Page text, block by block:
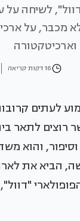
לשיחה
מכבר, על
וארכיטקטורה
16 דקות קריאה
לעתים
רוצים לתאר
והוא
הביא את